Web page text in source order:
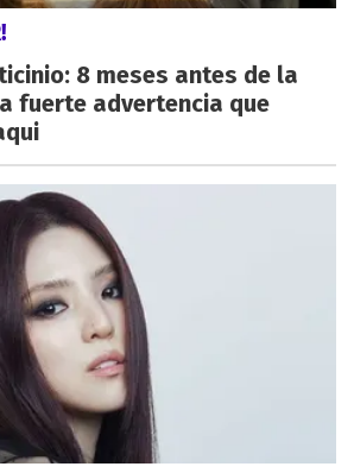
8 meses antes de la
fuerte advertencia que